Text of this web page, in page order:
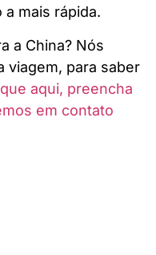
mais rápida.
a China? Nós
viagem, para saber
aqui, preencha
em contato